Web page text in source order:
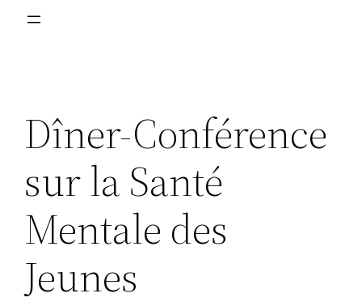
Dîner-Conférence
sur la Santé
Mentale des
Jeunes